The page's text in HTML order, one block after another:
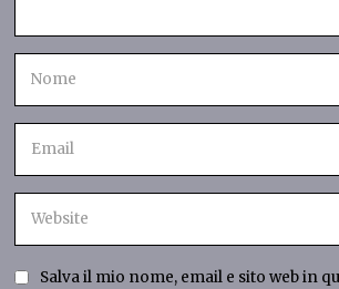
Salva il mio nome, email e sito web in